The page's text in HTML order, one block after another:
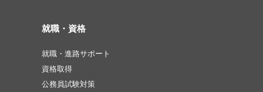
就職・資格
就職・進路サポート
資格取得
公務員試験対策